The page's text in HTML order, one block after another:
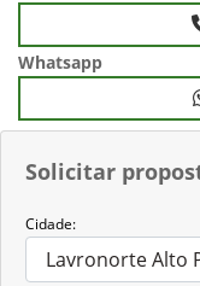
Solicitar
Cidade:
Whatsapp